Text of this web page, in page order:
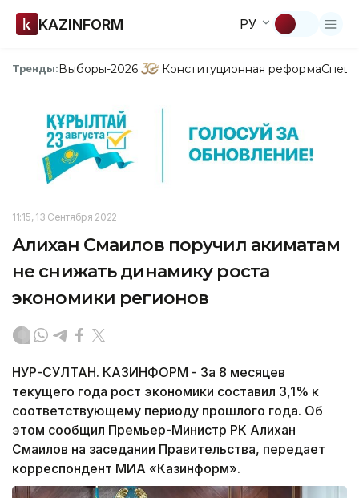
KAZINFORM РУ
Тренды:Выборы-2026 Конституционная реформа
11:15, 13 Сентября 2022
Алихан Смаилов поручил акиматам
не снижать динамику роста
экономики регионов
НУР-СУЛТАН. КАЗИНФОРМ - За 8 месяцев
текущего года рост экономики составил 3,1% к
соответствующему периоду прошлого года. Об
этом сообщил Премьер-Министр РК Алихан
Смаилов на заседании Правительства, передает
корреспондент МИА «Казинформ».